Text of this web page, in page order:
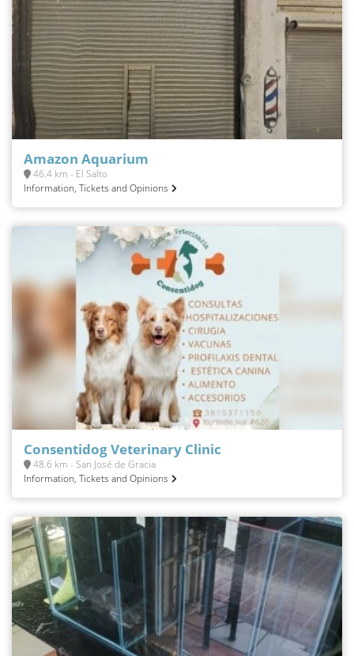
Amazon Aquarium
46.4 km - El Salto
Information, Tickets and Opinions
Consentidog Veterinary Clinic
48.6 km - San José de Gracia
Information, Tickets and Opinions